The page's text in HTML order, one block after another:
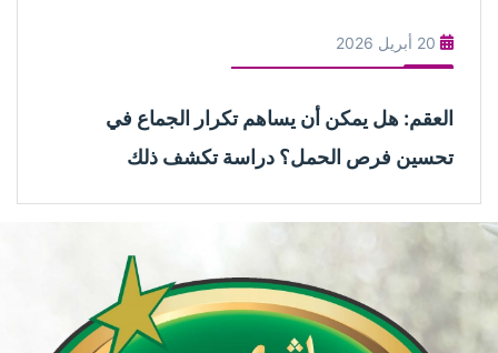
20 أبريل 2026
العقم: هل يمكن أن يساهم تكرار الجماع في
تحسين فرص الحمل؟ دراسة تكشف ذلك